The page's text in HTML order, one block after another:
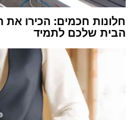
חלונות חכמים: הכירו
הבית שלכם לתמיד